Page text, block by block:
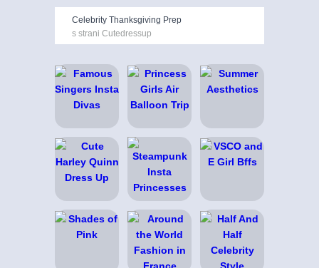
Celebrity Thanksgiving Prep
s strani Cutedressup